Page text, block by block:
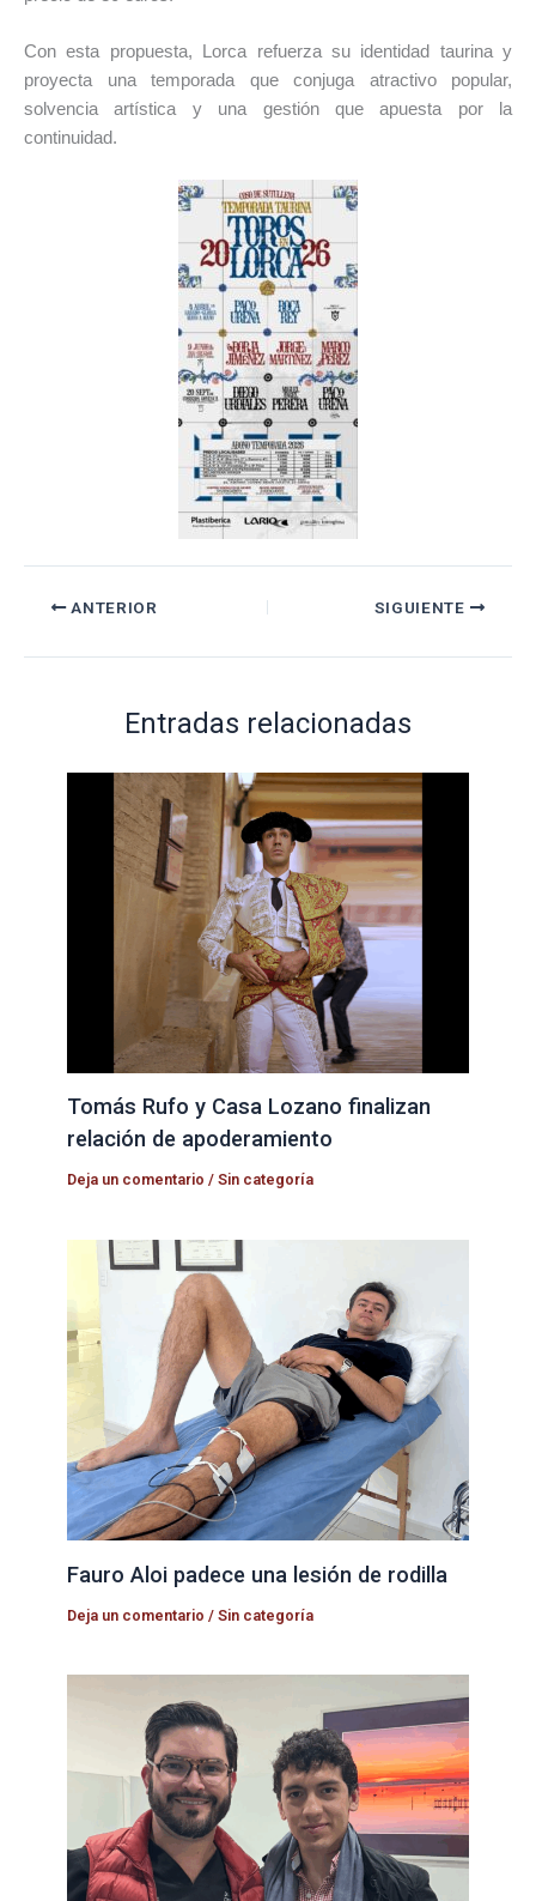
Con esta propuesta, Lorca refuerza su identidad taurina y
proyecta una temporada que conjuga atractivo popular,
solvencia artística y una gestión que apuesta por la
continuidad.
ANTERIOR SIGUIENTE
Entradas relacionadas
Tomás Rufo y Casa Lozano finalizan
relación de apoderamiento
Deja un comentario /Sin categoría
Fauro Aloi padece una lesión de rodilla
Deja un comentario /Sin categoría